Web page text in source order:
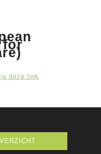
for
deze link